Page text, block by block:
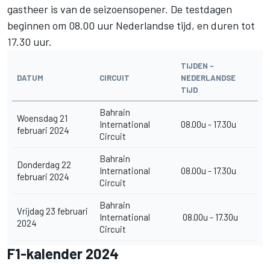
gastheer is van de seizoensopener. De testdagen
beginnen om 08.00 uur Nederlandse tijd, en duren tot
17.30 uur.
DATUM CIRCUIT
TIJDEN -
NEDERLANDSE
TIJD
Woensdag 21
februari 2024
Bahrain
International
Circuit
08.00u - 17.30u
Donderdag 22
februari 2024
Bahrain
International
Circuit
08.00u - 17.30u
Vrijdag 23 februari
2024
Bahrain
International
Circuit
08.00u - 17.30u
F1-kalender 2024